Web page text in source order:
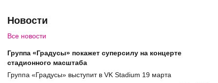
Новости
Все новости
Группа «Градусы» покажет суперсилу на концерте
стадионного масштаба
Группа «Градусы» выступит в VK Stadium 19 марта